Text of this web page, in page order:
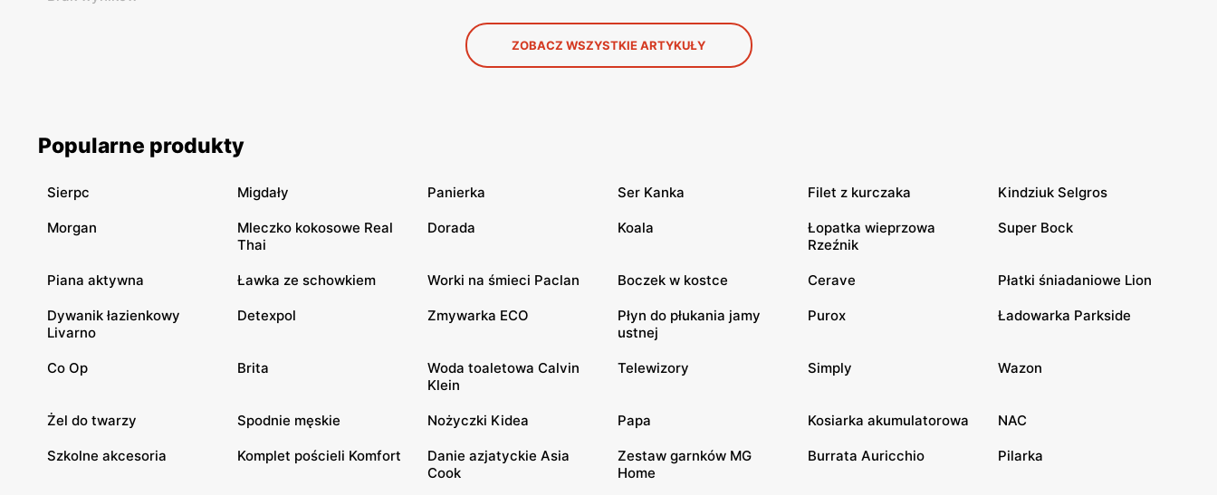
ZOBACZ WSZYSTKIE ARTYKUŁY
Popularne produkty
Sierpc Migdały Panierka Ser Kanka Filet z kurczaka Kindziuk Selgros
Morgan
Mleczko kokosowe Real
Thai
Dorada Koala
Łopatka wieprzowa
Rzeźnik
Super Bock
Piana aktywna Ławka ze schowkiem Worki na śmieci Paclan Boczek w kostce Cerave Płatki śniadaniowe Lion
Dywanik łazienkowy
Livarno
Detexpol Zmywarka ECO
Płyn do płukania jamy
ustnej
Purox Ładowarka Parkside
Co Op Brita
Woda toaletowa Calvin
Klein
Telewizory Simply Wazon
Żel do twarzy Spodnie męskie Nożyczki Kidea Papa Kosiarka akumulatorowa NAC
Szkolne akcesoria Komplet pościeli Komfort
Danie azjatyckie Asia
Cook
Zestaw garnków MG
Home
Burrata Auricchio Pilarka